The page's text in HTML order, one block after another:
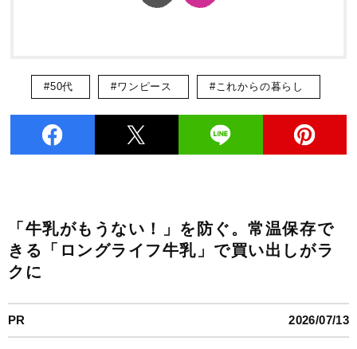
#50代 #ワンピース #これからの暮らし
「牛乳がもうない！」を防ぐ。常温保存で
きる「ロングライフ牛乳」で買い出しがラ
クに
PR 2026/07/13